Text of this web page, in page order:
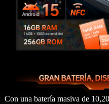
Con una batería masiva de